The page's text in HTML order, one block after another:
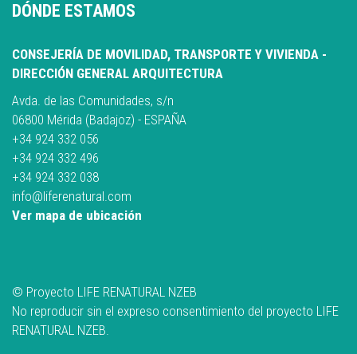
DÓNDE ESTAMOS
CONSEJERÍA DE MOVILIDAD, TRANSPORTE Y VIVIENDA -
DIRECCIÓN GENERAL ARQUITECTURA
Avda. de las Comunidades, s/n
06800 Mérida (Badajoz) - ESPAÑA
+34 924 332 056
+34 924 332 496
+34 924 332 038
info@liferenatural.com
Ver mapa de ubicación
© Proyecto LIFE RENATURAL NZEB
No reproducir sin el expreso consentimiento del proyecto LIFE
RENATURAL NZEB.